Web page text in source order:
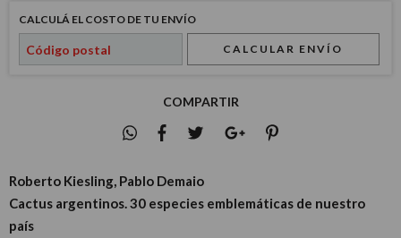
CALCULÁ EL COSTO DE TU ENVÍO
CALCULAR ENVÍO
COMPARTIR
Roberto Kiesling, Pablo Demaio
Cactus argentinos. 30 especies emblemáticas de nuestro
país